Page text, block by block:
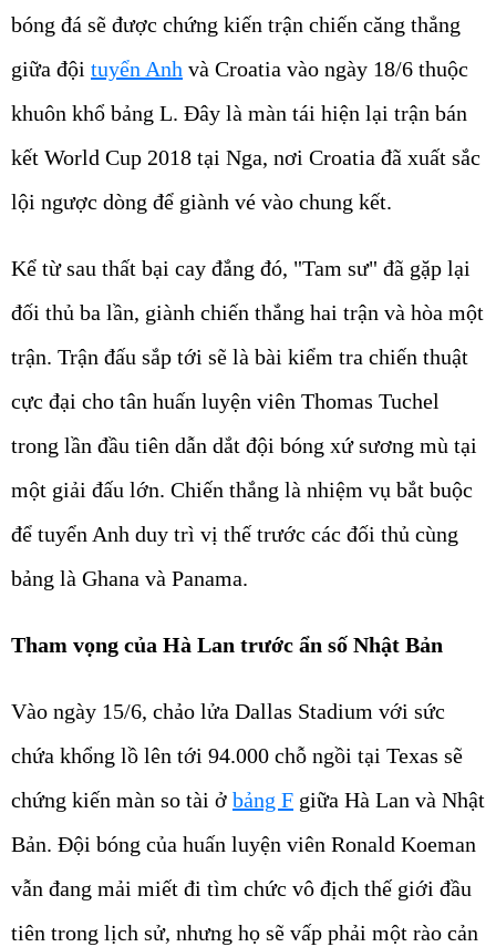
bóng đá sẽ được chứng kiến trận chiến căng thẳng
giữa đội tuyển Anh và Croatia vào ngày 18/6 thuộc
khuôn khổ bảng L. Đây là màn tái hiện lại trận bán
kết World Cup 2018 tại Nga, nơi Croatia đã xuất sắc
lội ngược dòng để giành vé vào chung kết.
Kể từ sau thất bại cay đắng đó, "Tam sư" đã gặp lại
đối thủ ba lần, giành chiến thắng hai trận và hòa một
trận. Trận đấu sắp tới sẽ là bài kiểm tra chiến thuật
cực đại cho tân huấn luyện viên Thomas Tuchel
trong lần đầu tiên dẫn dắt đội bóng xứ sương mù tại
một giải đấu lớn. Chiến thắng là nhiệm vụ bắt buộc
để tuyển Anh duy trì vị thế trước các đối thủ cùng
bảng là Ghana và Panama.
Tham vọng của Hà Lan trước ẩn số Nhật Bản
Vào ngày 15/6, chảo lửa Dallas Stadium với sức
chứa khổng lồ lên tới 94.000 chỗ ngồi tại Texas sẽ
chứng kiến màn so tài ở bảng F giữa Hà Lan và Nhật
Bản. Đội bóng của huấn luyện viên Ronald Koeman
vẫn đang mải miết đi tìm chức vô địch thế giới đầu
tiên trong lịch sử, nhưng họ sẽ vấp phải một rào cản